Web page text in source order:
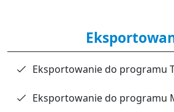
Eksportowanie do programu
Eksportowanie do programu